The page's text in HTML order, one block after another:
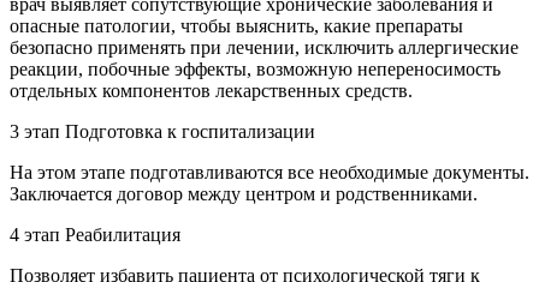
опасные патологии, чтобы выяснить, какие препараты
безопасно применять при лечении, исключить аллергические
реакции, побочные эффекты, возможную непереносимость
отдельных компонентов лекарственных средств.
3 этап Подготовка к госпитализации
На этом этапе подготавливаются все необходимые документы.
Заключается договор между центром и родственниками.
4 этап Реабилитация
Позволяет избавить пациента от психологической тяги к